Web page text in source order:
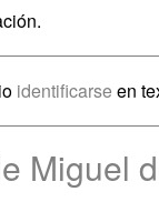
identificarse en
Miguel